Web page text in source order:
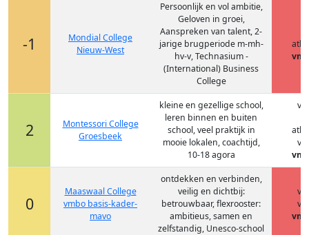
-1
Mondial College
Nieuw-West
Persoonlijk en vol ambitie,
Geloven in groei,
Aanspreken van talent, 2-
jarige brugperiode m-mh-
hv-v, Technasium -
(International) Business
College
2
Montessori College
Groesbeek
kleine en gezellige school,
leren binnen en buiten
school, veel praktijk in
mooie lokalen, coachtijd,
10-18 agora
0
Maaswaal College
vmbo basis-kader-
mavo
ontdekken en verbinden,
veilig en dichtbij:
betrouwbaar, flexrooster:
ambitieus, samen en
zelfstandig, Unesco-school